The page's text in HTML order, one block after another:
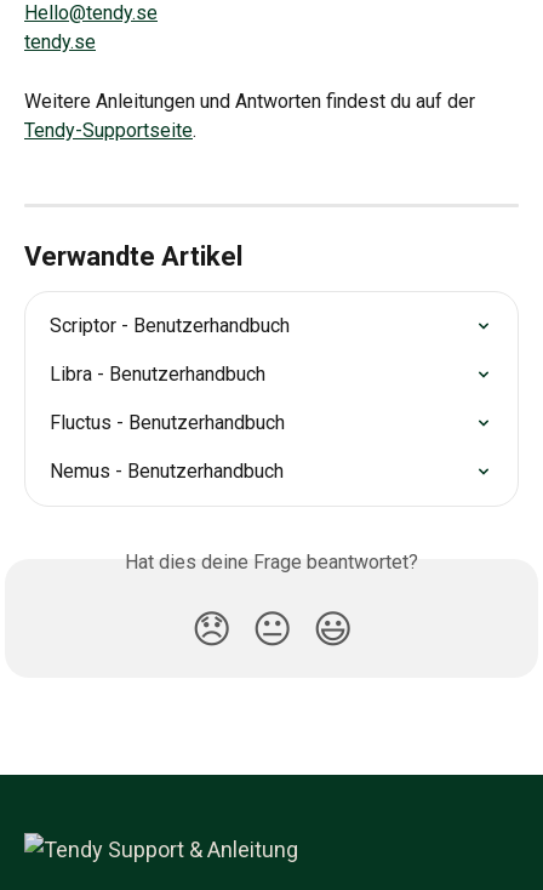
Hello@tendy.se
tendy.se
Weitere Anleitungen und Antworten findest du auf der
Tendy-Supportseite.
Verwandte Artikel
Scriptor - Benutzerhandbuch
Libra - Benutzerhandbuch
Fluctus - Benutzerhandbuch
Nemus - Benutzerhandbuch
Hat dies deine Frage beantwortet?
😞 😐 😃